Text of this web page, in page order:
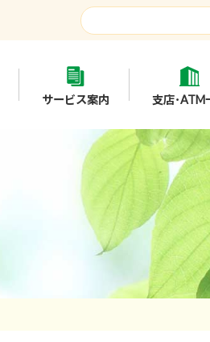
サービス案内 支店･ATM